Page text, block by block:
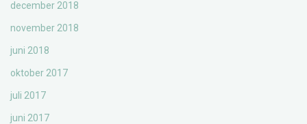
december 2018
november 2018
juni 2018
oktober 2017
juli 2017
juni 2017